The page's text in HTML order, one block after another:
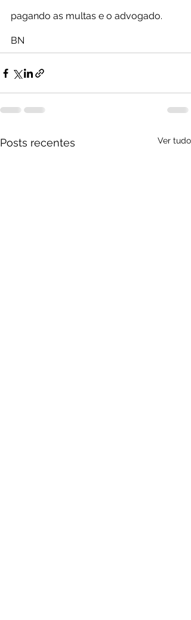
pagando as multas e o advogado.
BN
Posts recentes Ver tudo